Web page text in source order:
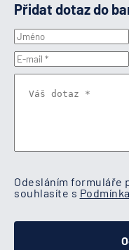
Přidat dotaz do
Odesláním formuláře
souhlasíte s